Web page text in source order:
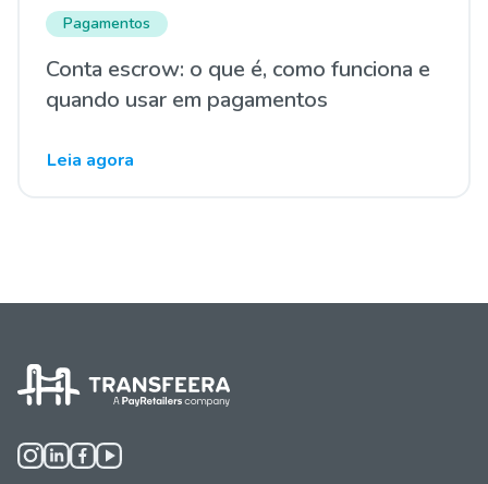
Pagamentos
Conta escrow: o que é, como funciona e
quando usar em pagamentos
Leia agora